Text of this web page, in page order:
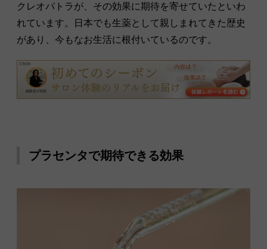
クレオパトラが、その効果に期待を寄せていたといわ
れています。日本でも生薬として親しまれてきた歴史
があり、今もなお生活に根付いているのです。
プラセンタで期待できる効果